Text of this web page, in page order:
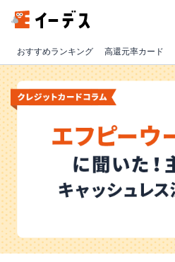
おすすめランキング 高還元率カード